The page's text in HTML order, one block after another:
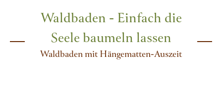
Waldbaden
Yoga
Natur-Coaching
Waldbaden - Einfach die
Seele baumeln lassen
Waldbaden mit Hängematten-Auszeit